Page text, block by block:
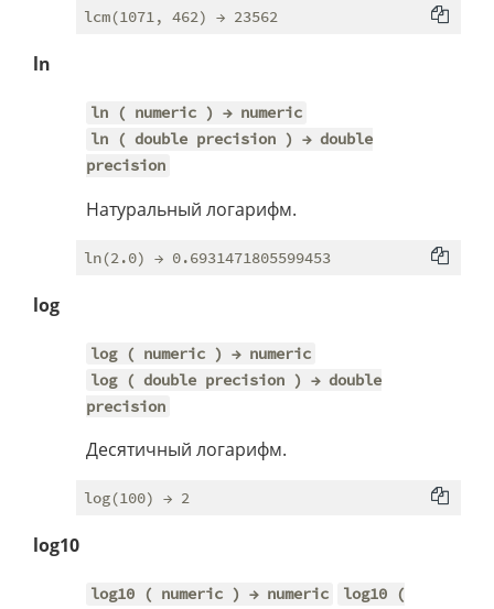
ln
ln ( numeric ) → numeric
ln ( double precision ) → double
precision
Натуральный логарифм.
log
log ( numeric ) → numeric
log ( double precision ) → double
precision
Десятичный логарифм.
log10
log10 ( numeric ) → numeric
log10 (